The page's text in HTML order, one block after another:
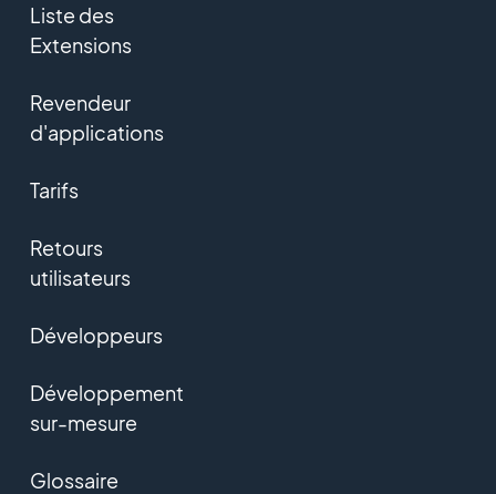
Liste des
Extensions
Revendeur
d'applications
Tarifs
Retours
utilisateurs
Développeurs
Développement
sur-mesure
Glossaire